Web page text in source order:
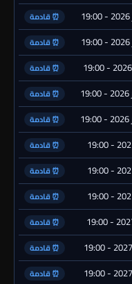
⏰ قادمة
⏰ قادمة
⏰ قادمة
⏰ قادمة
⏰ قادمة
⏰ قادمة
⏰ قادمة
⏰ قادمة
⏰ قادمة
⏰ قادمة
⏰ قادمة